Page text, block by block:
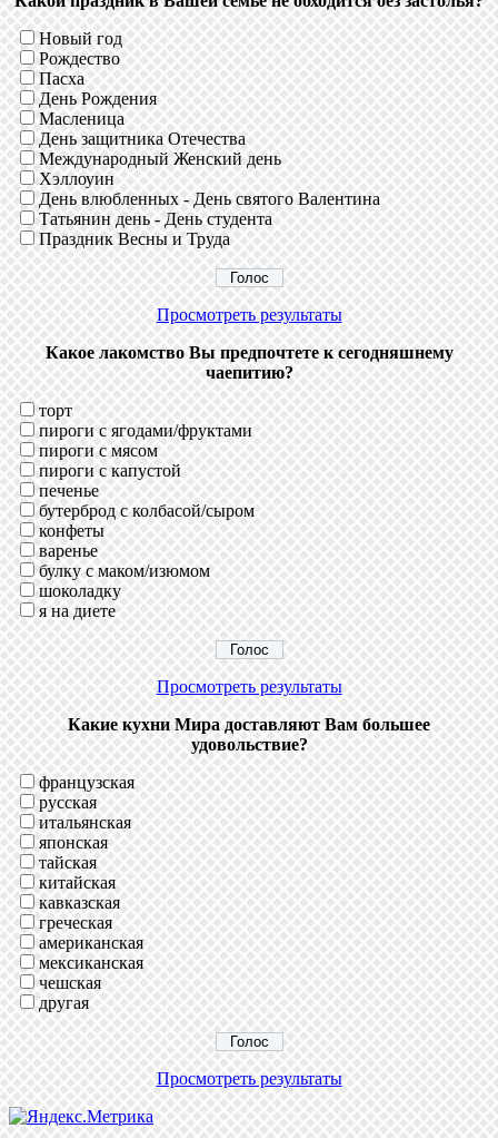
Новый год
Рождество
Пасха
День Рождения
Масленица
День защитника Отечества
Международный Женский день
Хэллоуин
День влюбленных - День святого Валентина
Татьянин день - День студента
Праздник Весны и Труда
Просмотреть результаты
Какое лакомство Вы предпочтете к сегодняшнему
чаепитию?
торт
пироги с ягодами/фруктами
пироги с мясом
пироги с капустой
печенье
бутерброд с колбасой/сыром
конфеты
варенье
булку с маком/изюмом
шоколадку
я на диете
Просмотреть результаты
Какие кухни Мира доставляют Вам большее
удовольствие?
французская
русская
итальянская
японская
тайская
китайская
кавказская
греческая
американская
мексиканская
чешская
другая
Просмотреть результаты